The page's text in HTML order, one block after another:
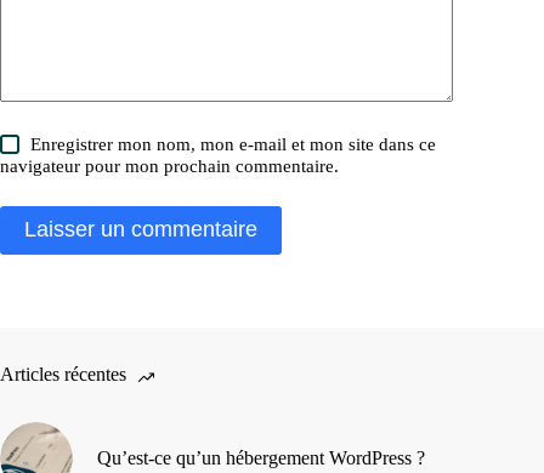
Enregistrer mon nom, mon e-mail et mon site dans ce
navigateur pour mon prochain commentaire.
Laisser un commentaire
Articles récentes
Qu’est-ce qu’un hébergement WordPress ?